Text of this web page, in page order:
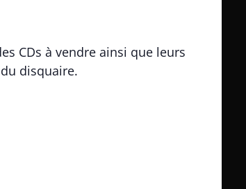
CDs à vendre ainsi que leurs
disquaire.